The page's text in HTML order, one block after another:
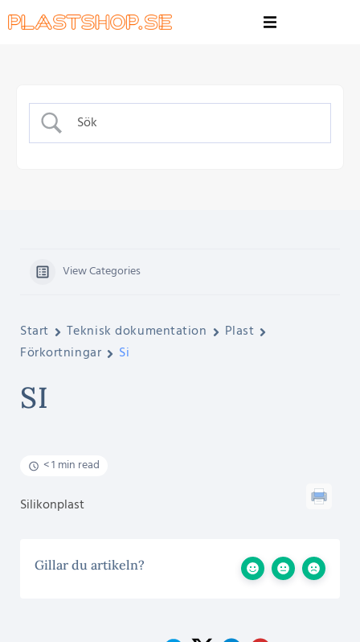
View Categories
Start Teknisk dokumentation
Plast
Förkortningar
Si
SI
< 1 min read
Silikonplast
Gillar du artikeln?